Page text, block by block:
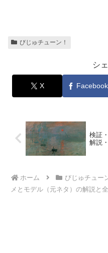
びじゅチューン！
シ
X Facebook
検証
解説
ホーム びじゅチュー
メとモデル（元ネタ）の解説と